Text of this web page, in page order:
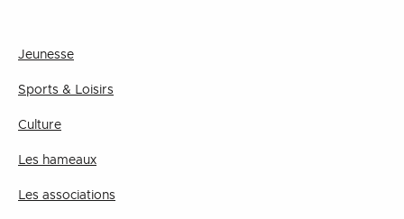
Jeunesse
Sports & Loisirs
Culture
Les hameaux
Les associations